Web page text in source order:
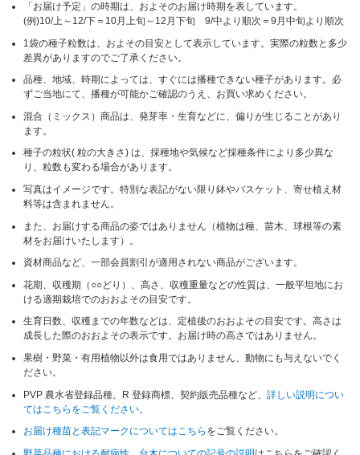
「お届け予定」の時期は、およそのお届け時期を表しています。
(例)10/上～12/下＝10月上旬～12月下旬 9/中より順次＝9月中旬より順次
1袋の種子粒数は、およその目安として表示しています。実際の粒数と多少
差異がありますのでご了承ください。
品種、地域、時期によっては、すぐには播種できない種子があります。必
ずご当地にて、播種が可能かご確認のうえ、お買い求めください。
混合（ミックス）商品は、発芽率・生育などに、偏りが生じることがあり
ます。
種子の粒状( 粒の大きさ) は、採種地や気候など採種条件により多少異な
り、粒数も変わる場合があります。
写真はイメージです。特別な表記がない限り鉢やバスケット、寄せ植え材
料等は含まれません。
また、お届けする商品の姿ではありません（植物は種、苗木、球根等の素
材をお届けいたします）。
資材商品など、一部会員割引が適用されない商品がございます。
花期、収穫期（○○どり）、高さ、収穫重量などの性質は、一般平坦地にお
ける適期栽培でのおおよその目安です。
生育日数、収穫までの年数などは、定植後のおおよその目安です。高さは
成長した際のおおよその表示です。お届け時の高さではありません。
果樹・野菜・有用植物以外は食用ではありません、動物にも与えないでく
ださい。
PVP 農水省登録品種、R 登録商標、契約販売品種など、詳しい説明につい
てはこちらをご覧ください。
お届け種苗と表記マークについてはこちら をご覧ください。